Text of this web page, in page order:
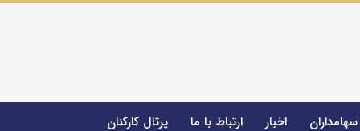
سهامداران اخبار ارتباط با ما پرتال کارکنان